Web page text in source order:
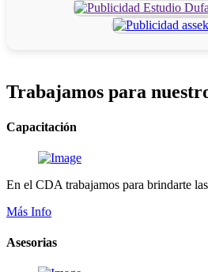
Trabajamos para
Capacitación
En el CDA trabajamos para brindarte
Más Info
Asesorias